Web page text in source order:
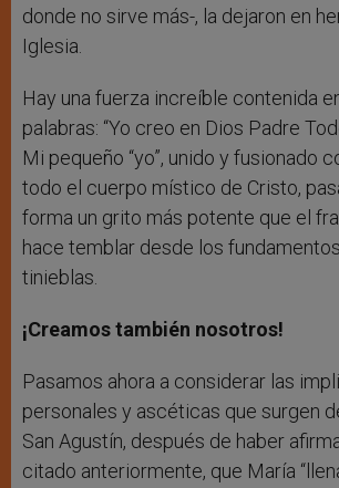
donde no sirve más-, la dejaron en
Iglesia.
Hay una fuerza increíble contenida
palabras: “Yo creo en Dios Padre
Mi pequeño “yo”, unido y fusionado
todo el cuerpo místico de Cristo,
forma un grito más potente que el
hace temblar desde los
tinieblas.
¡Creamos también nosotros!
Pasamos ahora a considerar las
personales y ascéticas que surgen
San Agustín, después de haber
citado anteriormente, que María